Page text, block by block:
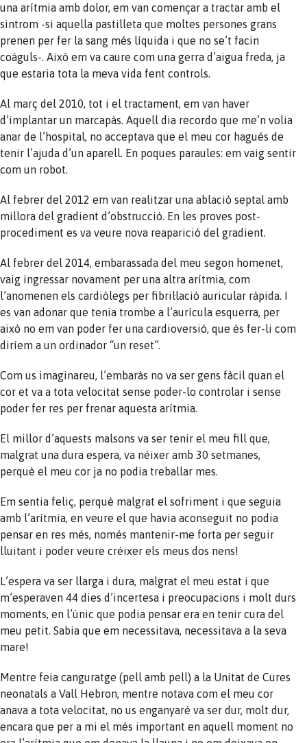
una arítmia amb dolor, em van començar a tractar amb el
sintrom -si aquella pastilleta que moltes persones grans
prenen per fer la sang més líquida i que no se’t facin
coàguls-. Això em va caure com una gerra d’aigua freda, ja
que estaria tota la meva vida fent controls.
Al març del 2010, tot i el tractament, em van haver
d’implantar un marcapàs. Aquell dia recordo que me’n volia
anar de l’hospital, no acceptava que el meu cor hagués de
tenir l’ajuda d’un aparell. En poques paraules: em vaig sentir
com un robot.
Al febrer del 2012 em van realitzar una ablació septal amb
millora del gradient d’obstrucció. En les proves post-
procediment es va veure nova reaparició del gradient.
Al febrer del 2014, embarassada del meu segon homenet,
vaig ingressar novament per una altra arítmia, com
l’anomenen els cardiòlegs per fibril·lació auricular ràpida. I
es van adonar que tenia trombe a l’aurícula esquerra, per
això no em van poder fer una cardioversió, que és fer-li com
diríem a un ordinador “un reset”.
Com us imaginareu, l’embaràs no va ser gens fàcil quan el
cor et va a tota velocitat sense poder-lo controlar i sense
poder fer res per frenar aquesta arítmia.
El millor d’aquests malsons va ser tenir el meu fill que,
malgrat una dura espera, va néixer amb 30 setmanes,
perquè el meu cor ja no podia treballar mes.
Em sentia feliç, perquè malgrat el sofriment i que seguia
amb l’arítmia, en veure el que havia aconseguit no podia
pensar en res més, només mantenir-me forta per seguir
lluitant i poder veure créixer els meus dos nens!
L’espera va ser llarga i dura, malgrat el meu estat i que
m’esperaven 44 dies d’incertesa i preocupacions i molt durs
moments, en l’únic que podia pensar era en tenir cura del
meu petit. Sabia que em necessitava, necessitava a la seva
mare!
Mentre feia canguratge (pell amb pell) a la Unitat de Cures
neonatals a Vall Hebron, mentre notava com el meu cor
anava a tota velocitat, no us enganyaré va ser dur, molt dur,
encara que per a mi el més important en aquell moment no